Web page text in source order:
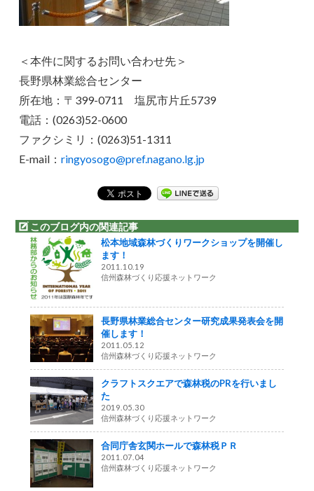
＜本件に関するお問い合わせ先＞
長野県林業総合センター
所在地：〒399-0711 塩尻市片丘5739
電話：(0263)52-0600
ファクシミリ：(0263)51-1311
E-mail：ringyosogo@pref.nagano.lg.jp
このブログ内の関連記事
松本地域森林づくりワークショップを開催し
ます！
2011.10.19
信州森林づくり応援ネットワーク
長野県林業総合センター研究成果発表会を開
催します！
2011.05.12
信州森林づくり応援ネットワーク
クラフトスクエアで森林税のPRを行いまし
た
2019.05.30
信州森林づくり応援ネットワーク
合同庁舎玄関ホールで森林税ＰＲ
2011.07.04
信州森林づくり応援ネットワーク